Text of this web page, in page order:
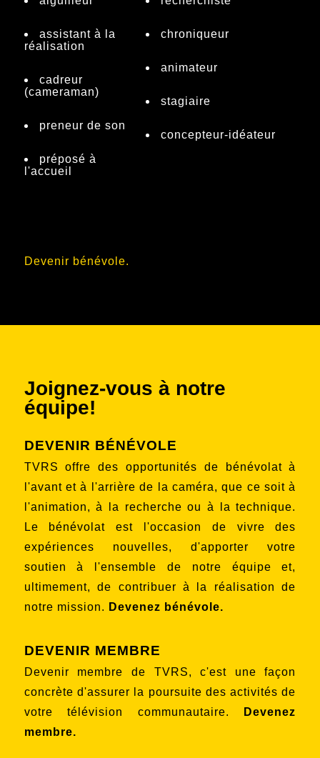
assistant à la
réalisation
cadreur
(cameraman)
preneur de son
préposé à
l'accueil
chroniqueur
animateur
stagiaire
concepteur-idéateur
Devenir bénévole.
Joignez-vous à notre
équipe!
DEVENIR BÉNÉVOLE
TVRS offre des opportunités de bénévolat à
l'avant et à l'arrière de la caméra, que ce soit à
l'animation, à la recherche ou à la technique.
Le bénévolat est l'occasion de vivre des
expériences nouvelles, d'apporter votre
soutien à l'ensemble de notre équipe et,
ultimement, de contribuer à la réalisation de
notre mission. Devenez bénévole.
DEVENIR MEMBRE
Devenir membre de TVRS, c'est une façon
concrète d'assurer la poursuite des activités de
votre télévision communautaire.
Devenez
membre.